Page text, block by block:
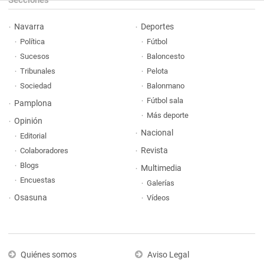
Navarra
Política
Sucesos
Tribunales
Sociedad
Pamplona
Opinión
Editorial
Colaboradores
Blogs
Encuestas
Osasuna
Deportes
Fútbol
Baloncesto
Pelota
Balonmano
Fútbol sala
Más deporte
Nacional
Revista
Multimedia
Galerías
Vídeos
Quiénes somos Aviso Legal